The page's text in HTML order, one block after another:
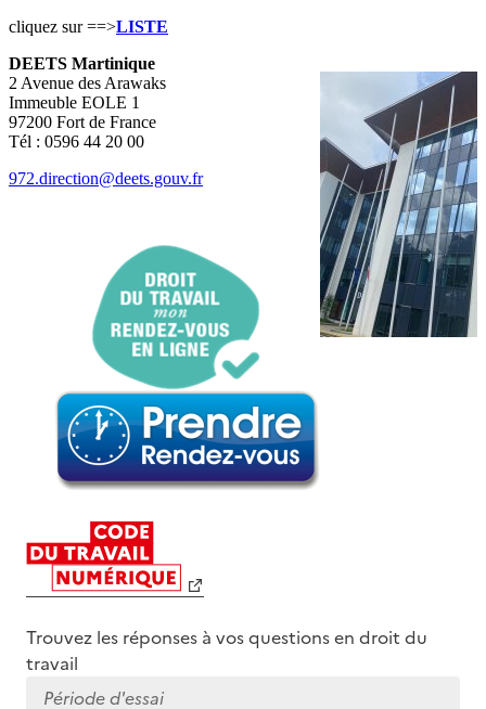
cliquez sur ==>LISTE
DEETS Martinique
2 Avenue des Arawaks
Immeuble EOLE 1
97200 Fort de France
Tél : 0596 44 20 00
972.direction@deets.gouv.fr